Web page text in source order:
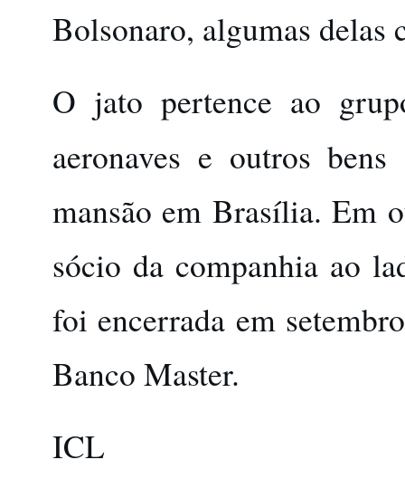
Bolsonaro, algumas delas
O jato pertence ao
aeronaves e outros
mansão em Brasília. Em
sócio da companhia ao
foi encerrada em
Banco Master.
ICL